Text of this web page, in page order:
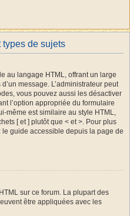
types de sujets
au langage HTML, offrant un large
message. L’administrateur peut
vous pouvez aussi les désactiver
l’option appropriée du formulaire
même est similaire au style HTML,
[ et ] plutôt que < et >. Pour plus
le guide accessible depuis la page de
sur ce forum. La plupart des
être appliquées avec les